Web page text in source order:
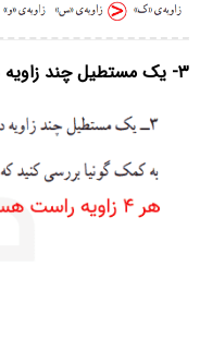
۳- یک مستطیل چند زاویه دارد؟